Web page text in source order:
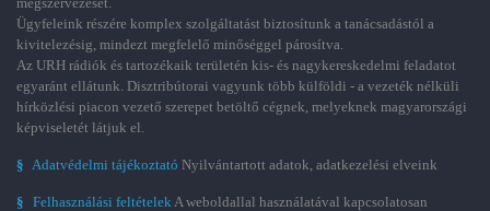
Ügyfeleink részére komplex szolgáltatást biztosítunk a tanácsadástól a
kivitelezésig, mindezt megfelelő minőséggel párosítva.
Az URH rádiók és tartozékaik területén kis- és nagykereskedelmi feladatot
egyaránt ellátunk. Disztribútorai vagyunk több külföldi - a vezeték nélküli
hírközlési piacon vezető szerepet betöltő cégnek, melyeknek magyarországi
képviseletét látjuk el.
§ Adatvédelmi tájékoztató Nyilvántartott adatok, adatkezelési elveink
§ Felhasználási feltételek A weboldallal használatával kapcsolatosan